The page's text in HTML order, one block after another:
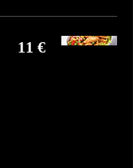
11 €